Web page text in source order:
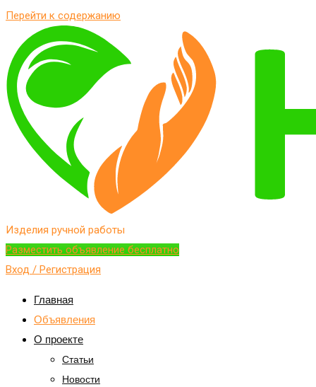
Перейти к содержанию
Изделия ручной работы
Разместить объявление бесплатно
Вход / Регистрация
Главная
Объявления
О проекте
Статьи
Новости